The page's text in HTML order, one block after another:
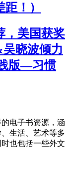
！）
，美国获奖
晓波倾力
版—习惯
电子书资源，涵
生活、艺术等多
也包括一些外文